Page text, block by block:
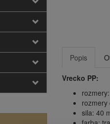
Popis
Vrecko PP:
rozmery
sila: 40